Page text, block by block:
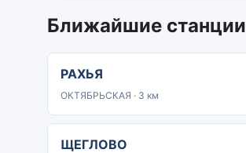
Ближайшие станции
РАХЬЯ
ОКТЯБРЬСКАЯ · 3 км
ЩЕГЛОВО